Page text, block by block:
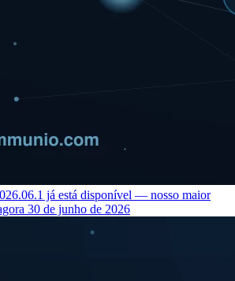
já está disponível — nosso maior
30 de junho de 2026